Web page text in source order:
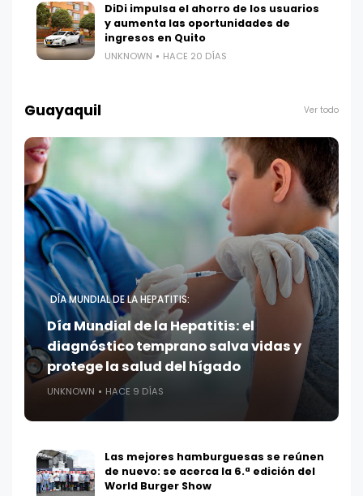
DiDi impulsa el ahorro de los usuarios
y aumenta las oportunidades de
ingresos en Quito
UNKNOWN HACE 20 DÍAS
Guayaquil Ver todo
DÍA MUNDIAL DE LA HEPATITIS:
Día Mundial de la Hepatitis: el
diagnóstico temprano salva vidas y
protege la salud del hígado
UNKNOWN HACE 9 DÍAS
Las mejores hamburguesas se reúnen
de nuevo: se acerca la 6.ª edición del
World Burger Show